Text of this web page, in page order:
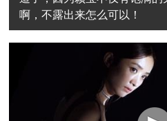
啊，不露出来怎么可以！